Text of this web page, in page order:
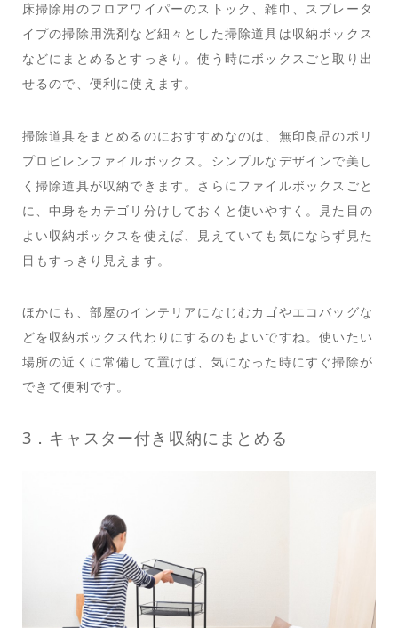
床掃除用のフロアワイパーのストック、雑巾、スプレータ
イプの掃除用洗剤など細々とした掃除道具は収納ボックス
などにまとめるとすっきり。使う時にボックスごと取り出
せるので、便利に使えます。
掃除道具をまとめるのにおすすめなのは、無印良品のポリ
プロピレンファイルボックス。シンプルなデザインで美し
く掃除道具が収納できます。さらにファイルボックスごと
に、中身をカテゴリ分けしておくと使いやすく。見た目の
よい収納ボックスを使えば、見えていても気にならず見た
目もすっきり見えます。
ほかにも、部屋のインテリアになじむカゴやエコバッグな
どを収納ボックス代わりにするのもよいですね。使いたい
場所の近くに常備して置けば、気になった時にすぐ掃除が
できて便利です。
3．キャスター付き収納にまとめる